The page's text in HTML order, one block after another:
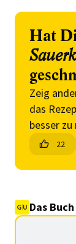
Hat
Zeig
das
besser zu
22
Das